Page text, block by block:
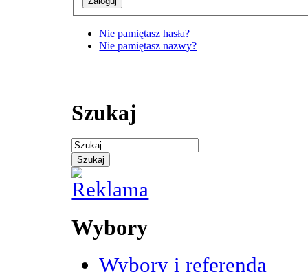
Nie pamiętasz hasła?
Nie pamiętasz nazwy?
Szukaj
Wybory
Wybory i referenda